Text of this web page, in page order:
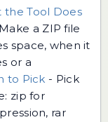
the Tool Does
Make a ZIP file
space, when it
or a
to Pick - Pick
zip for
rar